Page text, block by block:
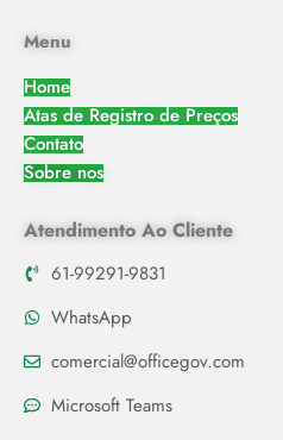
Menu
Home
Atas de Registro de Preços
Contato
Sobre nos
Atendimento Ao Cliente
61-99291-9831
WhatsApp
comercial@officegov.com
Microsoft Teams